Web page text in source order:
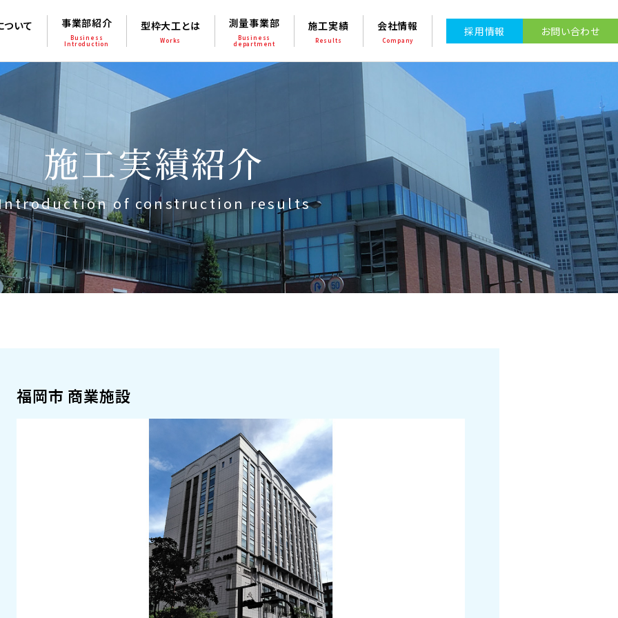
いて 事業部紹介
Business
Introduction
型枠大工とは
Works
測量事業部
Business
department
施工実績
Results
会社情報
Company
採⽤情報 お問い合わせ
施工実績紹介
of construction results
福岡市 商業施設